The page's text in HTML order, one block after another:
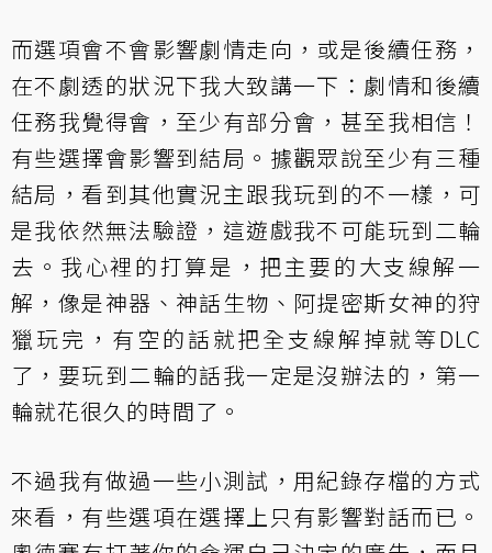
而選項會不會影響劇情走向，或是後續任務，
在不劇透的狀況下我大致講一下：劇情和後續
任務我覺得會，至少有部分會，甚至我相信！
有些選擇會影響到結局。據觀眾說至少有三種
結局，看到其他實況主跟我玩到的不一樣，可
是我依然無法驗證，這遊戲我不可能玩到二輪
去。我心裡的打算是，把主要的大支線解一
解，像是神器、神話生物、阿提密斯女神的狩
獵玩完，有空的話就把全支線解掉就等DLC
了，要玩到二輪的話我一定是沒辦法的，第一
輪就花很久的時間了。
不過我有做過一些小測試，用紀錄存檔的方式
來看，有些選項在選擇上只有影響對話而已。